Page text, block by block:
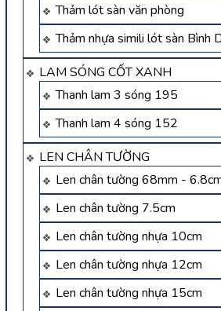
Thảm lót sàn văn phòng
Thảm nhựa simili lót sàn Bình
LAM SÓNG CỐT XANH
Thanh lam 3 sóng 195
Thanh lam 4 sóng 152
LEN CHÂN TƯỜNG
Len chân tường 68mm -
Len chân tường 7.5cm
Len chân tường nhựa 10cm
Len chân tường nhựa 12cm
Len chân tường nhựa 15cm